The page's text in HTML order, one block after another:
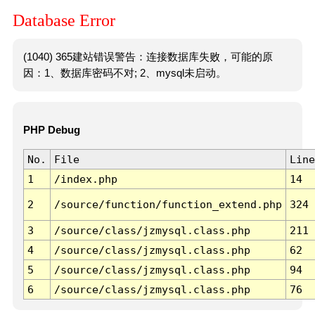
Database Error
(1040) 365建站错误警告：连接数据库失败，可能的原
因：1、数据库密码不对; 2、mysql未启动。
PHP Debug
No. File
Line
1
/index.php 14
2 /source/function/function_extend.php 324
3 /source/class/jzmysql.class.php
211
4
/source/class/jzmysql.class.php
62
5
/source/class/jzmysql.class.php
94
6
/source/class/jzmysql.class.php 76